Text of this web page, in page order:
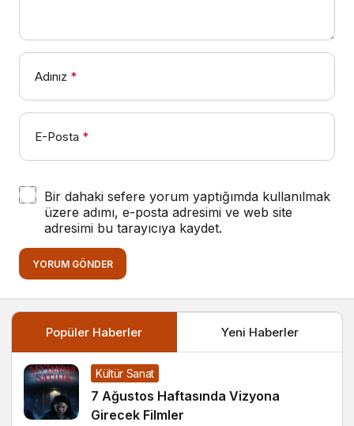
Adınız *
E-Posta *
Bir dahaki sefere yorum yaptığımda kullanılmak
üzere adımı, e-posta adresimi ve web site
adresimi bu tarayıcıya kaydet.
YORUM GÖNDER
Popüler Haberler Yeni Haberler
Kültür Sanat
7 Ağustos Haftasında Vizyona
Girecek Filmler